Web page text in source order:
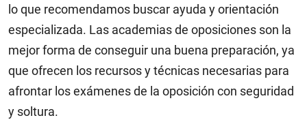
lo que recomendamos buscar ayuda y orientación
especializada. Las academias de oposiciones son la
mejor forma de conseguir una buena preparación, ya
que ofrecen los recursos y técnicas necesarias para
afrontar los exámenes de la oposición con seguridad
y soltura.